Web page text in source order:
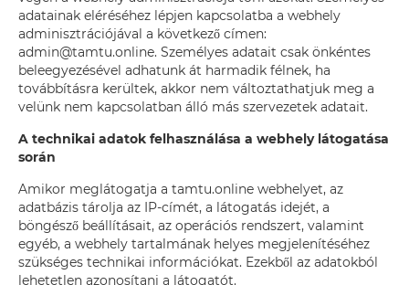
adatainak eléréséhez lépjen kapcsolatba a webhely
adminisztrációjával a következő címen:
admin@tamtu.online. Személyes adatait csak önkéntes
beleegyezésével adhatunk át harmadik félnek, ha
továbbításra kerültek, akkor nem változtathatjuk meg a
velünk nem kapcsolatban álló más szervezetek adatait.
A technikai adatok felhasználása a webhely látogatása
során
Amikor meglátogatja a tamtu.online webhelyet, az
adatbázis tárolja az IP-címét, a látogatás idejét, a
böngésző beállításait, az operációs rendszert, valamint
egyéb, a webhely tartalmának helyes megjelenítéséhez
szükséges technikai információkat. Ezekből az adatokból
lehetetlen azonosítani a látogatót.